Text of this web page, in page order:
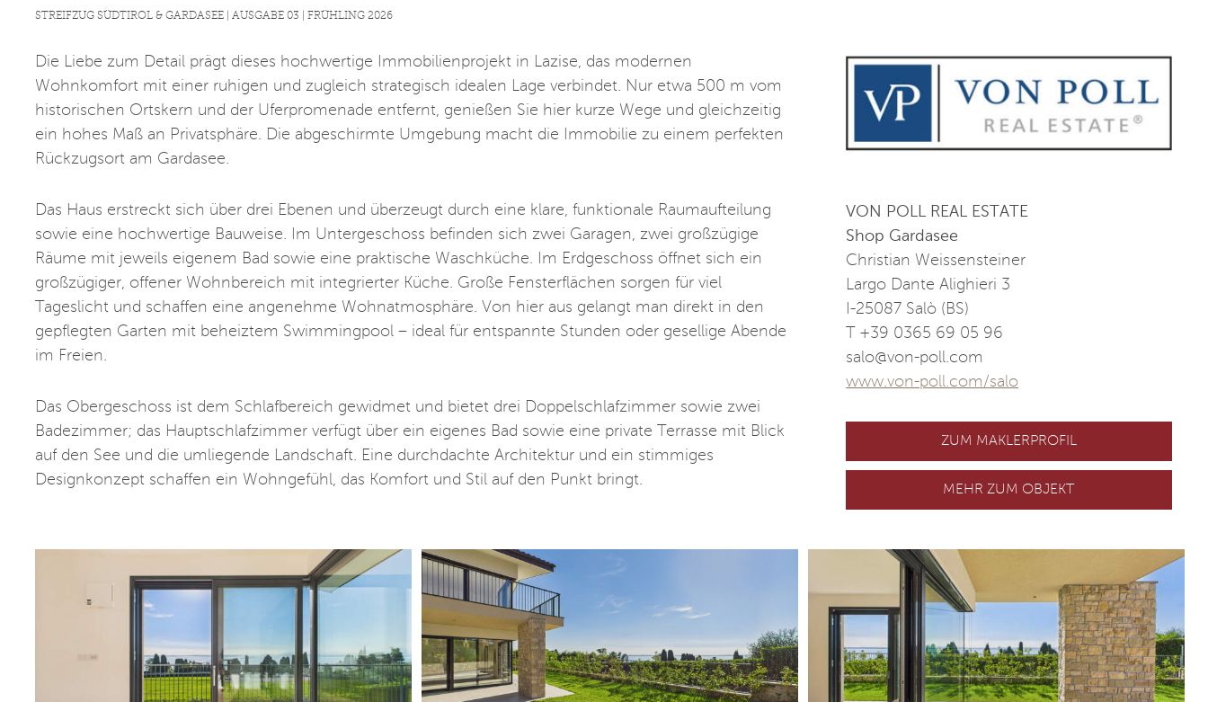
STREIFZUG SÜDTIROL & GARDASEE | AUSGABE 03 | FRÜHLING 2026
Die Liebe zum Detail prägt dieses hochwertige Immobilienprojekt in Lazise, das modernen
Wohnkomfort mit einer ruhigen und zugleich strategisch idealen Lage verbindet. Nur etwa 500 m vom
historischen Ortskern und der Uferpromenade entfernt, genießen Sie hier kurze Wege und gleichzeitig
ein hohes Maß an Privatsphäre. Die abgeschirmte Umgebung macht die Immobilie zu einem perfekten
Rückzugsort am Gardasee.
Das Haus erstreckt sich über drei Ebenen und überzeugt durch eine klare, funktionale Raumaufteilung
sowie eine hochwertige Bauweise. Im Untergeschoss befinden sich zwei Garagen, zwei großzügige
Räume mit jeweils eigenem Bad sowie eine praktische Waschküche. Im Erdgeschoss öffnet sich ein
großzügiger, offener Wohnbereich mit integrierter Küche. Große Fensterflächen sorgen für viel
Tageslicht und schaffen eine angenehme Wohnatmosphäre. Von hier aus gelangt man direkt in den
gepflegten Garten mit beheiztem Swimmingpool – ideal für entspannte Stunden oder gesellige Abende
im Freien.
Das Obergeschoss ist dem Schlafbereich gewidmet und bietet drei Doppelschlafzimmer sowie zwei
Badezimmer; das Hauptschlafzimmer verfügt über ein eigenes Bad sowie eine private Terrasse mit Blick
auf den See und die umliegende Landschaft. Eine durchdachte Architektur und ein stimmiges
Designkonzept schaffen ein Wohngefühl, das Komfort und Stil auf den Punkt bringt.
VON POLL REAL ESTATE
Shop Gardasee
Christian Weissensteiner
Largo Dante Alighieri 3
I-25087 Salò (BS)
T +39 0365 69 05 96
salo@von-poll.com
www.von-poll.com/salo
ZUM MAKLERPROFIL
MEHR ZUM OBJEKT